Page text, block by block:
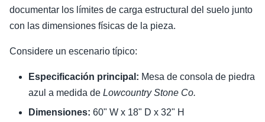
documentar los límites de carga estructural del suelo junto
con las dimensiones físicas de la pieza.
Considere un escenario típico:
Especificación principal: Mesa de consola de piedra
azul a medida de Lowcountry Stone Co.
Dimensiones: 60" W x 18" D x 32" H